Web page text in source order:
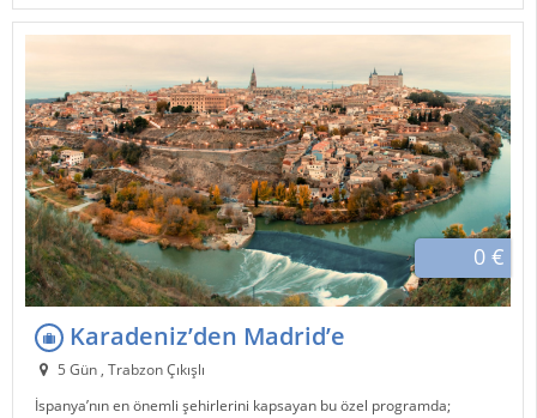
0 €
Karadeniz’den Madrid’e
5 Gün , Trabzon Çıkışlı
İspanya’nın en önemli şehirlerini kapsayan bu özel programda;